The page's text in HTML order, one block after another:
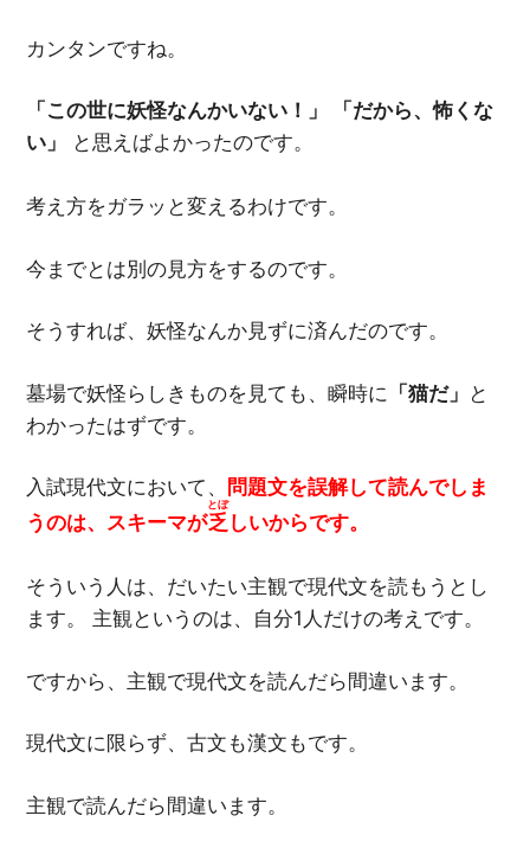
カンタンですね。
「この世に妖怪なんかいない！」 「だから、怖くな
い」
と思えばよかったのです。
考え方をガラッと変えるわけです。
今までとは別の見方をするのです。
そうすれば、妖怪なんか見ずに済んだのです。
墓場で妖怪らしきものを見ても、瞬時に 「猫だ」 と
わかったはずです。
入試現代文において、
問題文を誤解して読んでしま
うのは、スキーマが乏
とぼ
しいからです。
そういう人は、だいたい主観で現代文を読もうとし
ます。 主観というのは、自分1人だけの考えです。
ですから、主観で現代文を読んだら間違います。
現代文に限らず、古文も漢文もです。
主観で読んだら間違います。